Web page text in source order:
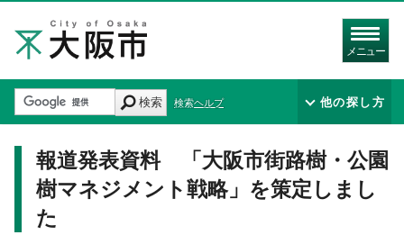
メニュー
検索 検索ヘルプ 他の探し方
報道発表資料 「大阪市街路樹・公園
樹マネジメント戦略」を策定しまし
た